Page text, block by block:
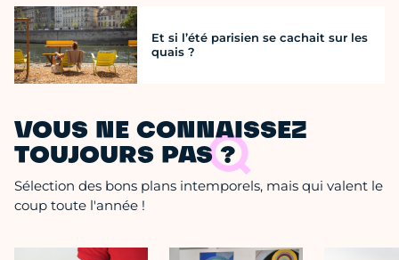
Et si l’été parisien se cachait sur les
quais ?
VOUS NE CONNAISSEZ
TOUJOURS PAS ?
Sélection des bons plans intemporels, mais qui valent le
coup toute l'année !